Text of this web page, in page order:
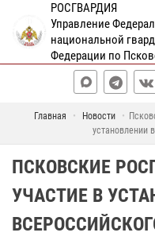
РОСГВАРДИЯ
Управление
национальной
Федерации по
Главная Новости
установлении
ПСКОВСКИЕ
УЧАСТИЕ В